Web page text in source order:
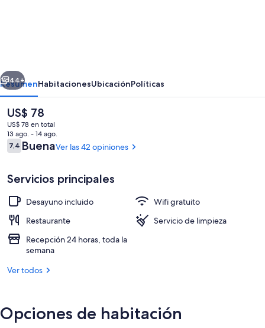
Desayuno buffet incluido todos los
Siguiente
44+
ResumenHabitacionesUbicaciónPolíticas
El
precio
actual
es
de
US$ 78
US$ 78 en total
13 ago. - 14 ago.
Opiniones
7,47,4 de 10
BuenaVer las 42 opiniones
Servicios principales
Desayuno incluido
Wifi gratuito
Restaurante
Servicio de limpieza
Recepción 24 horas, toda la
semana
Ver todos
Opciones de habitación